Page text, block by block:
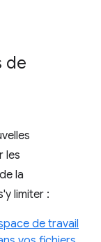
de
les
la
limiter :
de travail